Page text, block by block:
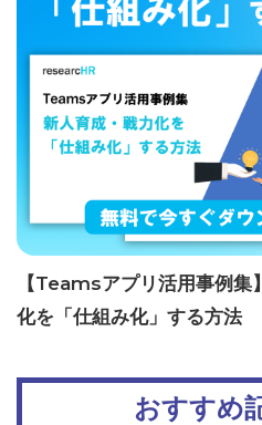
【Teamsアプリ活用事例集
化を「仕組み化」する方法
おすすめ